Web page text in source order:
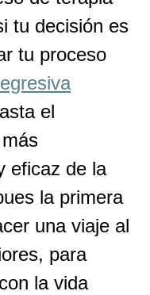
tu decisión es
tu proceso
el
eficaz de la
la primera
una viaje al
para
la vida